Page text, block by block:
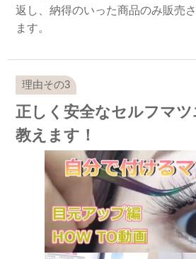
返し、納得のいった商品のみ販売
ます。
正しく安全なセルフマ
教えます！